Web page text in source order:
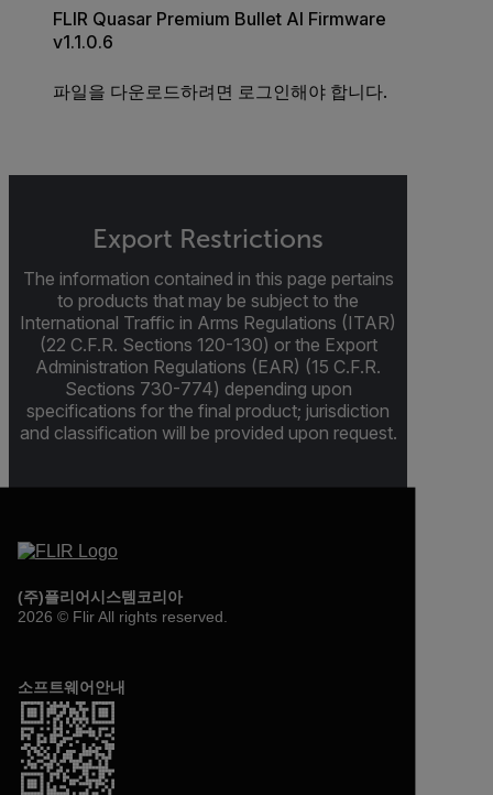
FLIR Quasar Premium Bullet AI Firmware
v1.1.0.6
파일을 다운로드하려면 로그인해야 합니다.
Export Restrictions
The information contained in this page pertains
to products that may be subject to the
International Traffic in Arms Regulations (ITAR)
(22 C.F.R. Sections 120-130) or the Export
Administration Regulations (EAR) (15 C.F.R.
Sections 730-774) depending upon
specifications for the final product; jurisdiction
and classification will be provided upon request.
(주)플리어시스템코리아
2026 © Flir All rights reserved.
소프트웨어안내